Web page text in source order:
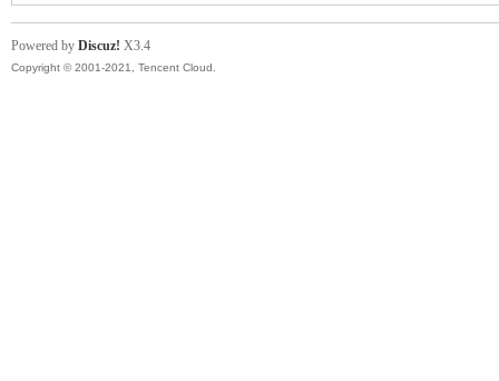
Powered by Discuz! X3.4
Copyright © 2001-2021, Tencent Cloud.